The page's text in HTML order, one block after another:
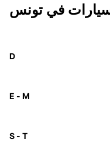
في تونس
D
E - M
S - T